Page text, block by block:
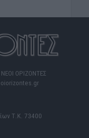
ΟΡΙΖΟΝΤΕΣ
Τ.Κ. 73400